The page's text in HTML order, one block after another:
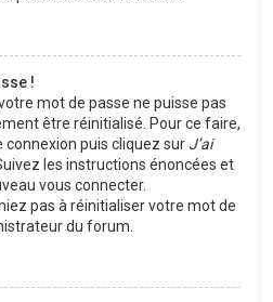
!
mot de passe ne puisse pas
être réinitialisé. Pour ce faire,
connexion puis cliquez sur J’ai
les instructions énoncées et
vous connecter.
pas à réinitialiser votre mot de
du forum.